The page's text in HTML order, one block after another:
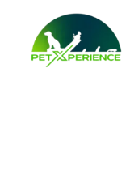
contenido